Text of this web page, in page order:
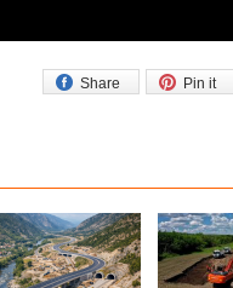
Pin it
Share